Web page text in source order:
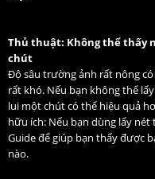
Thủ thuật: Không thể thấy
chút
Độ sâu trường ảnh rất nông
rất khó. Nếu bạn không thể
lui một chút có thể hiệu quả
hữu ích: Nếu bạn dùng lấy
Guide để giúp bạn thấy được
nào.